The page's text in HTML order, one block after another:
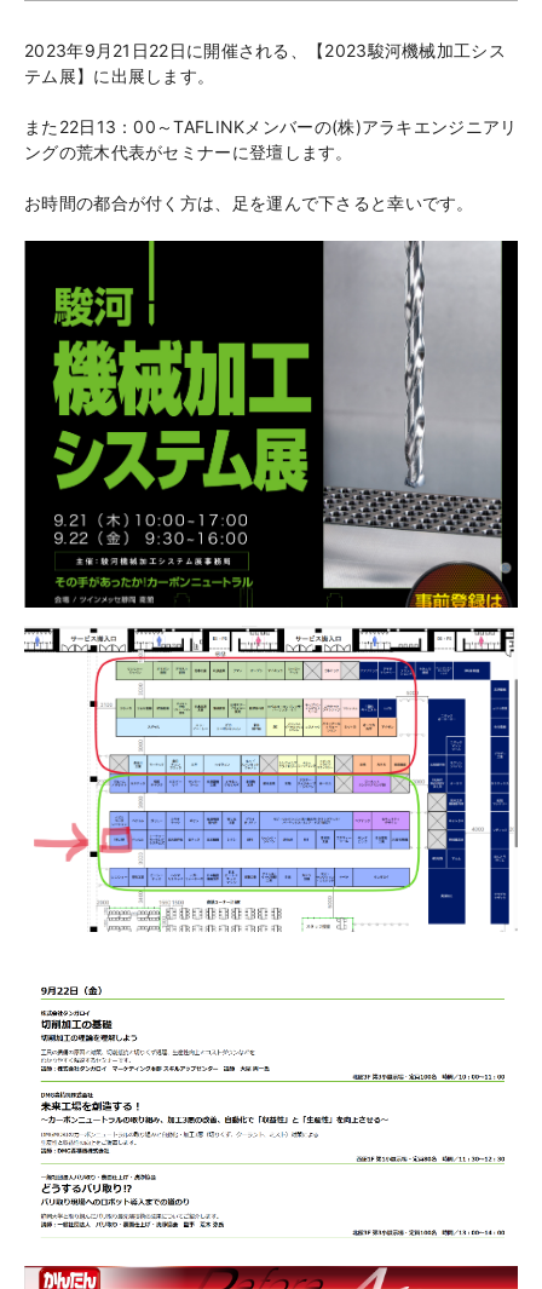
2023年9月21日22日に開催される、【2023駿河機械加工シス
テム展】に出展します。
また22日13：00～TAFLINKメンバーの(株)アラキエンジニアリ
ングの荒木代表がセミナーに登壇します。
お時間の都合が付く方は、足を運んで下さると幸いです。